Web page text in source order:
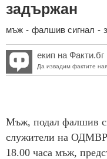
задържан
мъж - фалшив сигнал -
екип на Факти.бг
Да извадим фактите
Мъж, подал фалшив
служители на
18.00 часа мъж,